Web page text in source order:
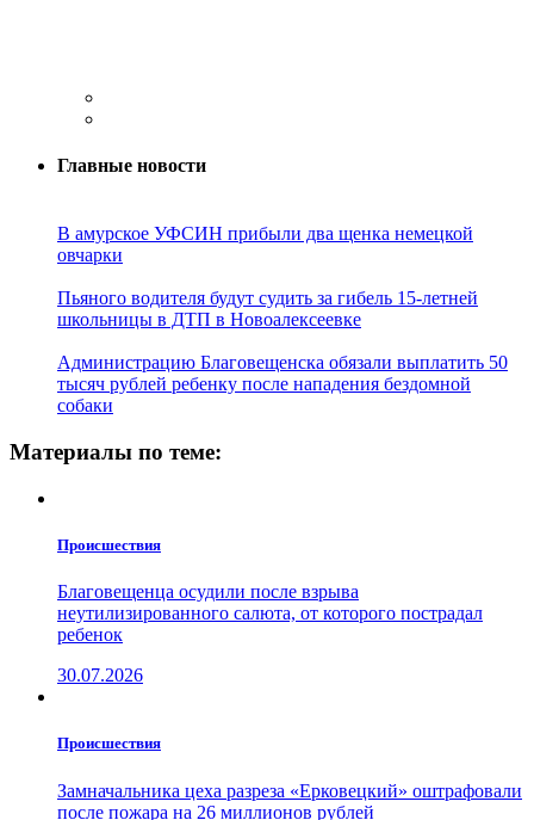
Главные новости
В амурское УФСИН прибыли два щенка немецкой
овчарки
Пьяного водителя будут судить за гибель 15-летней
школьницы в ДТП в Новоалексеевке
Администрацию Благовещенска обязали выплатить 50
тысяч рублей ребенку после нападения бездомной
собаки
Материалы по теме:
Проиcшествия
Благовещенца осудили после взрыва
неутилизированного салюта, от которого пострадал
ребенок
30.07.2026
Проиcшествия
Замначальника цеха разреза «Ерковецкий» оштрафовали
после пожара на 26 миллионов рублей